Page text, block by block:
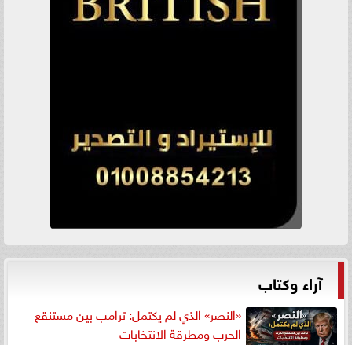
آراء وكتاب
«النصر» الذي لم يكتمل: ترامب بين مستنقع
الحرب ومطرقة الانتخابات